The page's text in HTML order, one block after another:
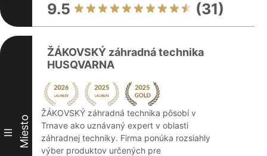
9.5 (31)
III Miesto
ŽÁKOVSKÝ záhradná technika
HUSQVARNA
ŽÁKOVSKÝ záhradná technika pôsobí v
Trnave ako uznávaný expert v oblasti
záhradnej techniky. Firma ponúka rozsiahly
výber produktov určených pre